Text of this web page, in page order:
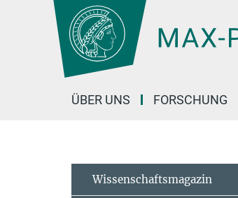
Hauptinhalt
ÜBER UNS FORSCHUNG
Wissenschaftsmagazin